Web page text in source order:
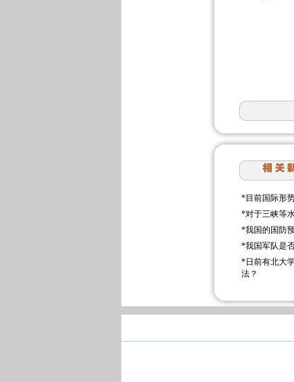
*目前国际形
*对于三峡等
*我国的国防
*我国军队是
*日前有北大
法？